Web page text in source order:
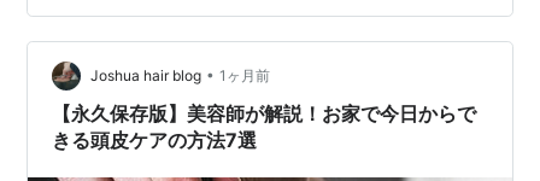
そうだ。 銀髪にするには、まず今の黒髪を脱色して真っ
白にする。↓だいたい3回ぐらいやらないと真っ白にはな
らない。↓毎月2回の毛染めを長年続けて来た髪は、それ
に耐えられ…
Joshua hair blog • 1ヶ月前
【永久保存版】美容師が解説！お家で今日からで
きる頭皮ケアの方法7選